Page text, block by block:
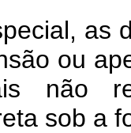
as
ou
não
sob a